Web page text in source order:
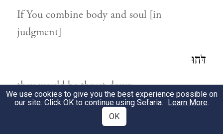
If You combine body and soul [in
judgment]
דֹּחוּ
they would be thrust down
We use cookies to give you the best experience possible on
our site. Click OK to continue using Sefaria. Learn More.
OK